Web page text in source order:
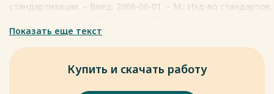
стандартизации. – Введ. 2006-06-01. – М.: Изд-во стандартов,
https://ru.wikipedia.org/wiki/
обращения: 17.05.2022).
7 Видеоконференция: [Сайт]. -US, 2022. - URL:
https://ru.wikipedia.org/wiki/
Показать еще текст
Купить и скачать работу